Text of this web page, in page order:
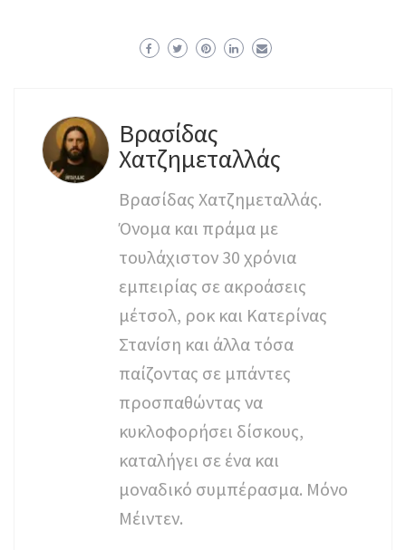
Βρασίδας
Χατζημεταλλάς
Βρασίδας Χατζημεταλλάς.
Όνομα και πράμα με
τουλάχιστον 30 χρόνια
εμπειρίας σε ακροάσεις
μέτσολ, ροκ και Κατερίνας
Στανίση και άλλα τόσα
παίζοντας σε μπάντες
προσπαθώντας να
κυκλοφορήσει δίσκους,
καταλήγει σε ένα και
μοναδικό συμπέρασμα. Μόνο
Μέιντεν.